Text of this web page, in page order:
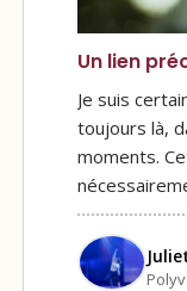
Un lien
Je suis
toujours là,
moments.